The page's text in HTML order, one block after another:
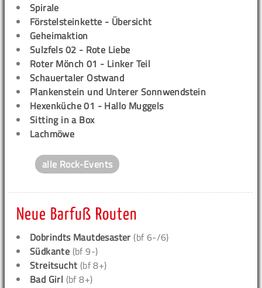
Spirale
Förstelsteinkette - Übersicht
Geheimaktion
Sulzfels 02 - Rote Liebe
Roter Mönch 01 - Linker Teil
Schauertaler Ostwand
Plankenstein und Unterer Sonnwendstein
Hexenküche 01 - Hallo Muggels
Sitting in a Box
Lachmöwe
alle Rock-Events
Neue Barfuß Routen
Dobrindts Mautdesaster (bf 6-/6)
Südkante (bf 9-)
Streitsucht (bf 8+)
Bad Girl (bf 8+)